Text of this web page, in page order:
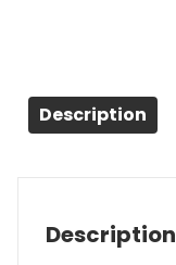
Description
Description